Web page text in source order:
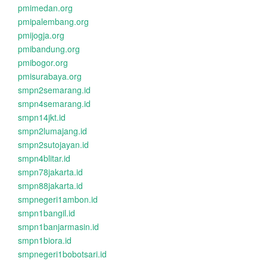
pmimedan.org
pmipalembang.org
pmijogja.org
pmibandung.org
pmibogor.org
pmisurabaya.org
smpn2semarang.id
smpn4semarang.id
smpn14jkt.id
smpn2lumajang.id
smpn2sutojayan.id
smpn4blitar.id
smpn78jakarta.id
smpn88jakarta.id
smpnegeri1ambon.id
smpn1bangil.id
smpn1banjarmasin.id
smpn1biora.id
smpnegeri1bobotsari.id